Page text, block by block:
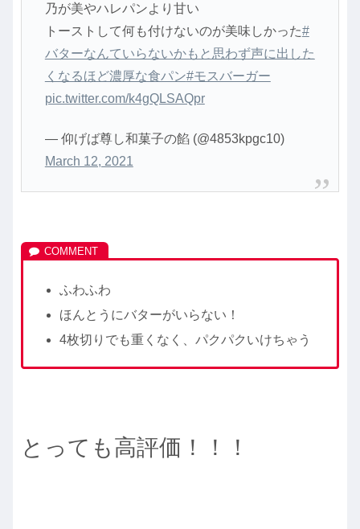
乃が美やハレパンより甘い
トーストして何も付けないのが美味しかった#
バターなんていらないかもと思わず声に出した
くなるほど濃厚な食パン#モスバーガー
pic.twitter.com/k4gQLSAQpr
— 仰げば尊し和菓子の餡 (@4853kpgc10)
March 12, 2021
ふわふわ
ほんとうにバターがいらない！
4枚切りでも重くなく、パクパクいけちゃう
とっても高評価！！！